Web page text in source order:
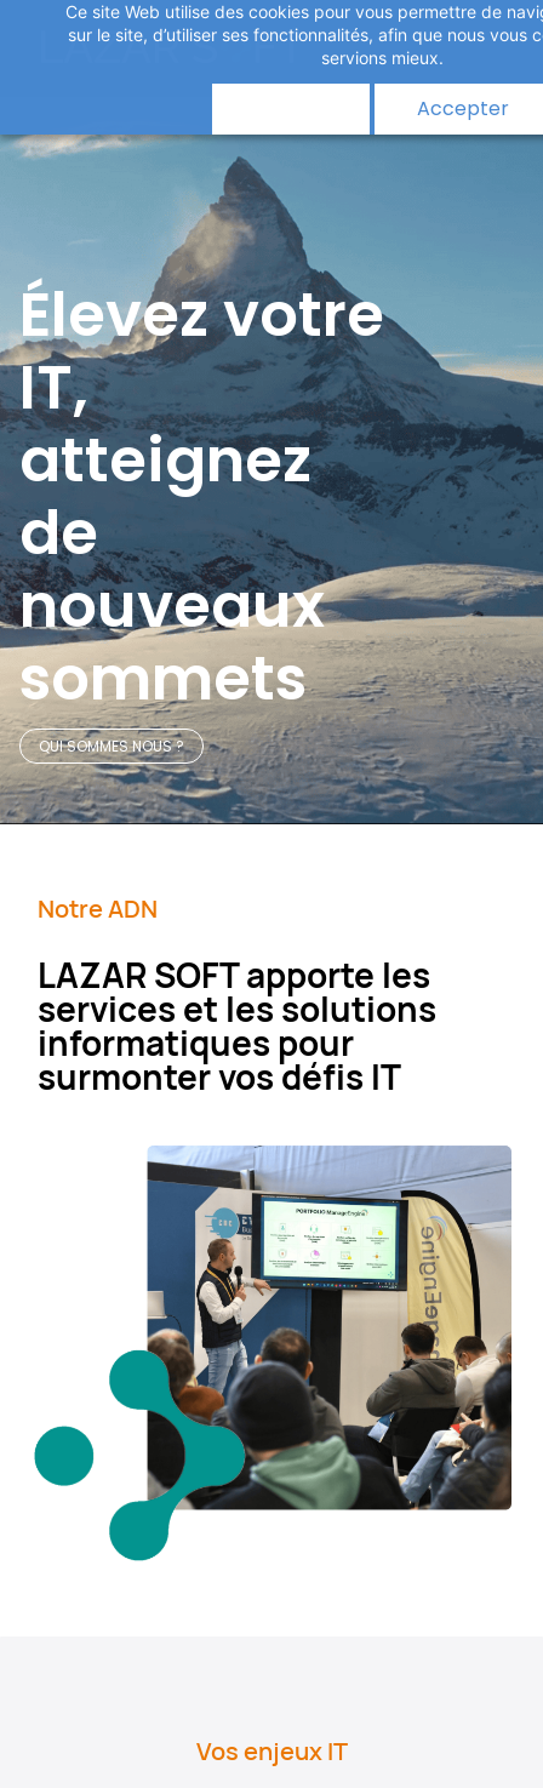
Ce site Web utilise des cookies pour vous permettre de
sur le site, d’utiliser ses fonctionnalités, afin que nous vous
servions mieux.
Accepter
Élevez votre
IT,
​atteignez
de
nouveaux
sommets​
QUI SOMMES NOUS ?
Notre ADN
LAZAR SOFT apporte les
services et les solutions
informatiques pour
surmonter vos défis IT
Vos enjeux IT